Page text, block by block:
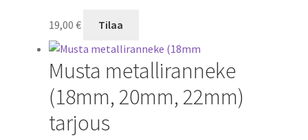
19,00 € Tilaa
Musta metalliranneke
(18mm, 20mm, 22mm)
tarjous